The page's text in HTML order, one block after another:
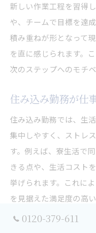
新しい作業工程を習得
や、チームで目標を達
積み重ねが形となって
を直に感じられます。
次のステップへのモチ
住み込み勤務が仕
住み込み勤務では、生
集中しやすく、ストレ
す。例えば、寮生活で
きる点や、生活コスト
挙げられます。これに
を見据えた満足度の高
0120-379-611